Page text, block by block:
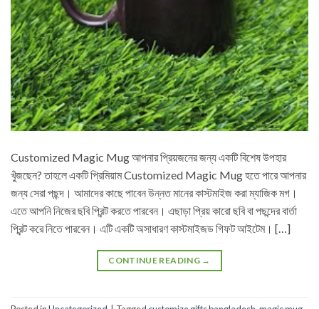
Customized Magic Mug আপনার প্রিয়জনের জন্য একটি বিশেষ উপহার
খুঁজছেন? তাহলে একটি প্রিমিয়াম Customized Magic Mug হতে পারে আপনার
জন্য সেরা পছন্দ। আমাদের কাছে পাবেন উন্নত মানের কাস্টমাইজ করা ম্যাজিক মগ।
এতে আপনি নিজের ছবি প্রিন্ট করতে পারবেন। এছাড়া প্রিয় কারো ছবি বা পছন্দের বার্তা
প্রিন্ট করে নিতে পারবেন। এটি একটি অসাধারণ কাস্টমাইজড গিফট আইটেম। […]
CONTINUE READING →